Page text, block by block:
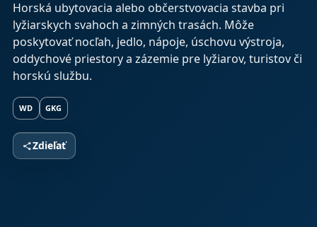
Horská ubytovacia alebo občerstvovacia stavba pri
lyžiarskych svahoch a zimných trasách. Môže
poskytovať nocľah, jedlo, nápoje, úschovu výstroja,
oddychové priestory a zázemie pre lyžiarov, turistov či
horskú službu.
WD GKG
shareZdieľať